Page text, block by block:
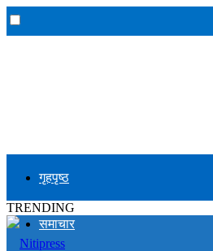
गृहपृष्ठ
समाचार
TRENDING